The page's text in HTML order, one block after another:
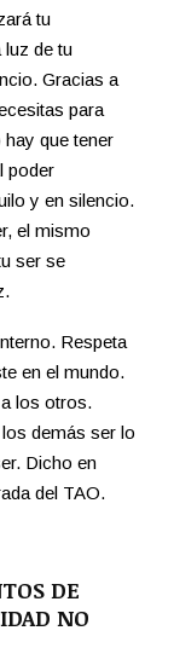
tu
luz de tu
Gracias a
para
que tener
poder
y en silencio.
el mismo
ser se
Respeta
en el mundo.
los otros.
demás ser lo
Dicho en
del TAO.
DE
NO